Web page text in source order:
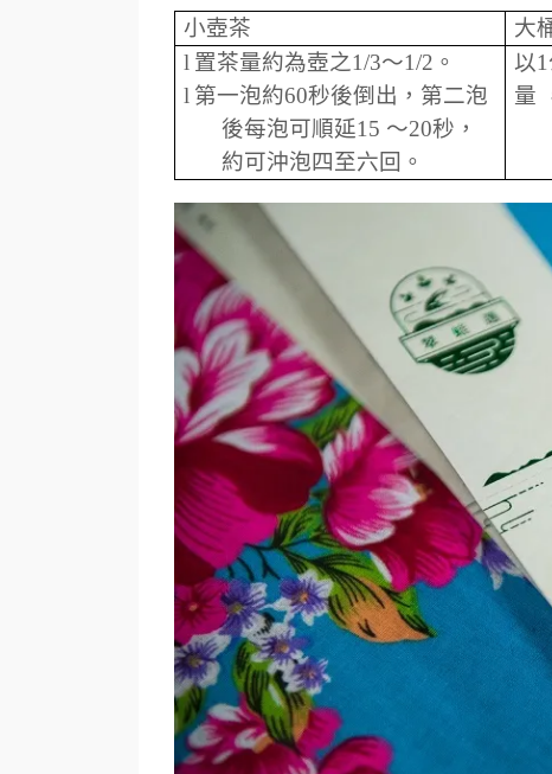
小壺茶
大
l 置茶量約為壺之1/3～1/2 。
l 第一泡約60秒後倒出，第二泡
後每泡可順延15 ～20秒，
約可沖泡四至六回。
以1
量